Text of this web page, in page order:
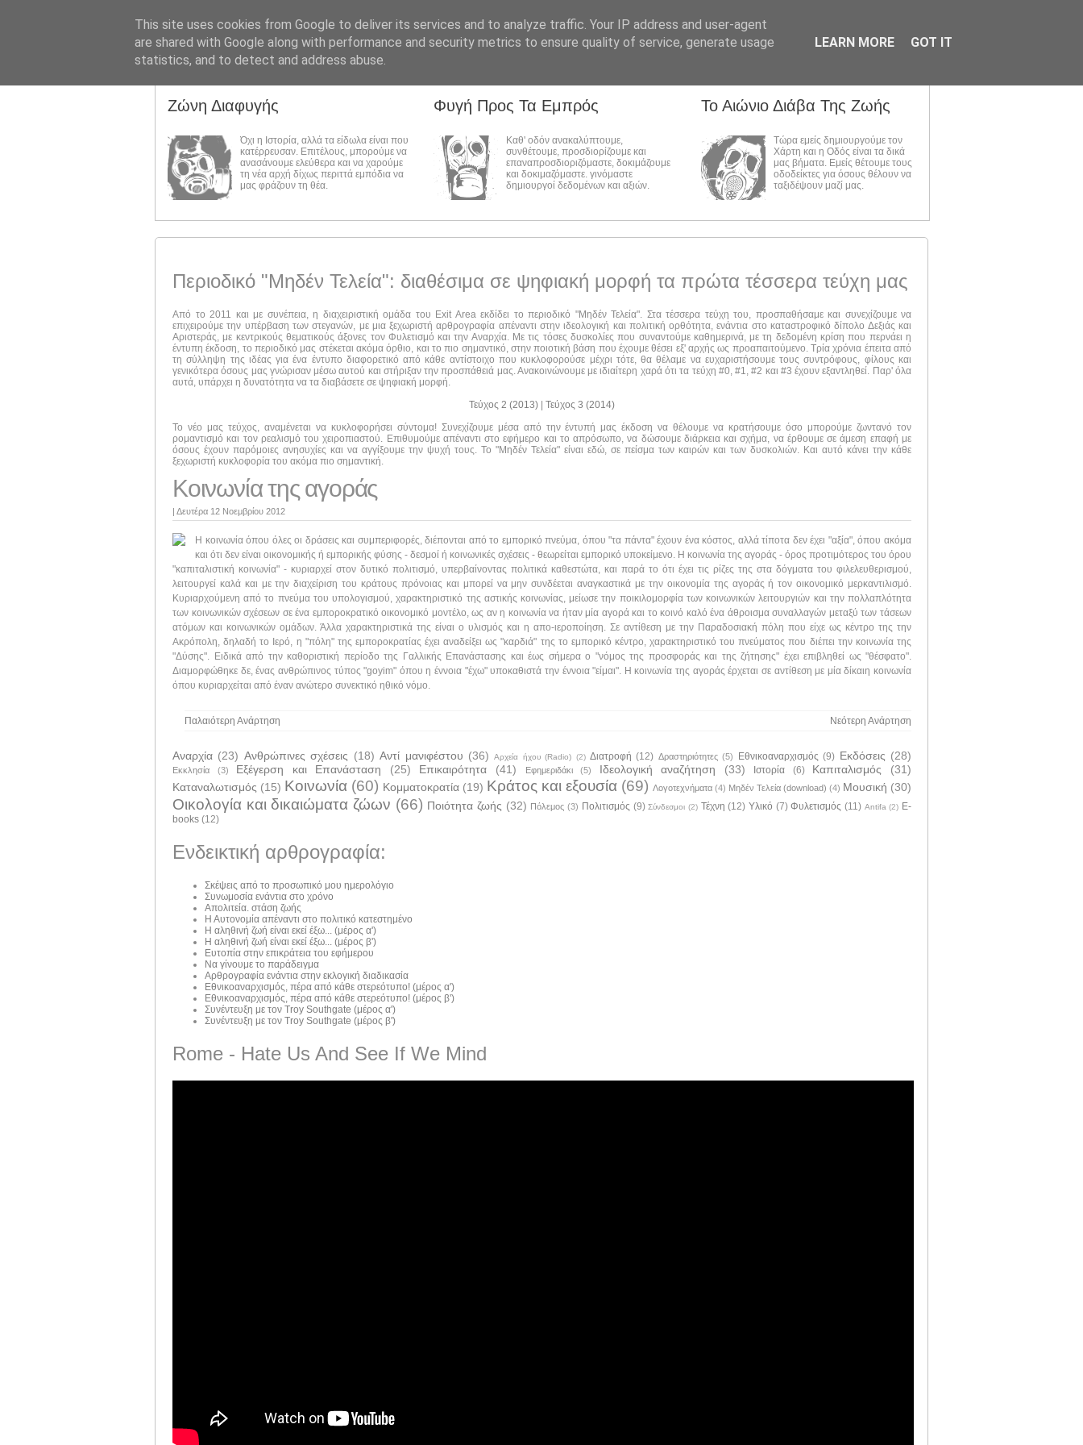
Ζώνη Διαφυγής
Όχι η Ιστορία, αλλά τα είδωλα είναι που
κατέρρευσαν. Επιτέλους, μπορούμε να
ανασάνουμε ελεύθερα και να χαρούμε
τη νέα αρχή δίχως περιττά εμπόδια να
μας φράζουν τη θέα.
Φυγή Προς Τα Εμπρός
Καθ' οδόν ανακαλύπτουμε,
συνθέτουμε, προσδιορίζουμε και
επαναπροσδιοριζόμαστε, δοκιμάζουμε
και δοκιμαζόμαστε. γινόμαστε
δημιουργοί δεδομένων και αξιών.
Το Αιώνιο Διάβα Της Ζωής
Τώρα εμείς δημιουργούμε τον
Χάρτη και η Οδός είναι τα δικά
μας βήματα. Εμείς θέτουμε τους
οδοδείκτες για όσους θέλουν να
ταξιδέψουν μαζί μας.
Περιοδικό "Μηδέν Τελεία": διαθέσιμα σε ψηφιακή μορφή τα πρώτα τέσσερα τεύχη μας
Από το 2011 και με συνέπεια, η διαχειριστική ομάδα του Exit Area εκδίδει το περιοδικό "Μηδέν Τελεία". Στα τέσσερα τεύχη του, προσπαθήσαμε και συνεχίζουμε να
επιχειρούμε την υπέρβαση των στεγανών, με μια ξεχωριστή αρθρογραφία απέναντι στην ιδεολογική και πολιτική ορθότητα, ενάντια στο καταστροφικό δίπολο Δεξιάς και
Αριστεράς, με κεντρικούς θεματικούς άξονες τον Φυλετισμό και την Αναρχία. Με τις τόσες δυσκολίες που συναντούμε καθημερινά, με τη δεδομένη κρίση που περνάει η
έντυπη έκδοση, το περιοδικό μας στέκεται ακόμα όρθιο, και το πιο σημαντικό, στην ποιοτική βάση που έχουμε θέσει εξ' αρχής ως προαπαιτούμενο. Τρία χρόνια έπειτα από
τη σύλληψη της ιδέας για ένα έντυπο διαφορετικό από κάθε αντίστοιχο που κυκλοφορούσε μέχρι τότε, θα θέλαμε να ευχαριστήσουμε τους συντρόφους, φίλους και
γενικότερα όσους μας γνώρισαν μέσω αυτού και στήριξαν την προσπάθειά μας. Ανακοινώνουμε με ιδιαίτερη χαρά ότι τα τεύχη #0, #1, #2 και #3 έχουν εξαντληθεί. Παρ' όλα
αυτά, υπάρχει η δυνατότητα να τα διαβάσετε σε ψηφιακή μορφή.
Τεύχος 2 (2013) | Τεύχος 3 (2014)
Το νέο μας τεύχος, αναμένεται να κυκλοφορήσει σύντομα! Συνεχίζουμε μέσα από την έντυπή μας έκδοση να θέλουμε να κρατήσουμε όσο μπορούμε ζωντανό τον
ρομαντισμό και τον ρεαλισμό του χειροπιαστού. Επιθυμούμε απέναντι στο εφήμερο και το απρόσωπο, να δώσουμε διάρκεια και σχήμα, να έρθουμε σε άμεση επαφή με
όσους έχουν παρόμοιες ανησυχίες και να αγγίξουμε την ψυχή τους. Το "Μηδέν Τελεία" είναι εδώ, σε πείσμα των καιρών και των δυσκολιών. Και αυτό κάνει την κάθε
ξεχωριστή κυκλοφορία του ακόμα πιο σημαντική.
Κοινωνία της αγοράς
| Δευτέρα 12 Νοεμβρίου 2012
Η κοινωνία όπου όλες οι δράσεις και συμπεριφορές, διέπονται από το εμπορικό πνεύμα, όπου "τα πάντα" έχουν ένα κόστος, αλλά τίποτα δεν έχει "αξία", όπου ακόμα
και ότι δεν είναι οικονομικής ή εμπορικής φύσης - δεσμοί ή κοινωνικές σχέσεις - θεωρείται εμπορικό υποκείμενο. Η κοινωνία της αγοράς - όρος προτιμότερος του όρου
"καπιταλιστική κοινωνία" - κυριαρχεί στον δυτικό πολιτισμό, υπερβαίνοντας πολιτικά καθεστώτα, και παρά το ότι έχει τις ρίζες της στα δόγματα του φιλελευθερισμού,
λειτουργεί καλά και με την διαχείριση του κράτους πρόνοιας και μπορεί να μην συνδέεται αναγκαστικά με την οικονομία της αγοράς ή τον οικονομικό μερκαντιλισμό.
Κυριαρχούμενη από το πνεύμα του υπολογισμού, χαρακτηριστικό της αστικής κοινωνίας, μείωσε την ποικιλομορφία των κοινωνικών λειτουργιών και την πολλαπλότητα
των κοινωνικών σχέσεων σε ένα εμποροκρατικό οικονομικό μοντέλο, ως αν η κοινωνία να ήταν μία αγορά και το κοινό καλό ένα άθροισμα συναλλαγών μεταξύ των τάσεων
ατόμων και κοινωνικών ομάδων. Άλλα χαρακτηριστικά της είναι ο υλισμός και η απο-ιεροποίηση. Σε αντίθεση με την Παραδοσιακή πόλη που είχε ως κέντρο της την
Ακρόπολη, δηλαδή το Ιερό, η "πόλη" της εμποροκρατίας έχει αναδείξει ως "καρδιά" της το εμπορικό κέντρο, χαρακτηριστικό του πνεύματος που διέπει την κοινωνία της
"Δύσης". Ειδικά από την καθοριστική περίοδο της Γαλλικής Επανάστασης και έως σήμερα ο "νόμος της προσφοράς και της ζήτησης" έχει επιβληθεί ως "θέσφατο".
Διαμορφώθηκε δε, ένας ανθρώπινος τύπος "goyim" όπου η έννοια "έχω" υποκαθιστά την έννοια "είμαι". Η κοινωνία της αγοράς έρχεται σε αντίθεση με μία δίκαιη κοινωνία
όπου κυριαρχείται από έναν ανώτερο συνεκτικό ηθικό νόμο.
Νεότερη Ανάρτηση
Παλαιότερη Ανάρτηση
Αναρχία (23) Ανθρώπινες σχέσεις (18) Αντί μανιφέστου (36) Αρχεία ήχου (Radio) (2) Διατροφή (12) Δραστηριότητες (5) Εθνικοαναρχισμός (9) Εκδόσεις (28)
Εκκλησία (3) Εξέγερση και Επανάσταση (25) Επικαιρότητα (41) Εφημεριδάκι (5) Ιδεολογική αναζήτηση (33) Ιστορία (6) Καπιταλισμός
(31)
Καταναλωτισμός (15) Κοινωνία (60) Κομματοκρατία (19) Κράτος και εξουσία (69) Λογοτεχνήματα (4) Μηδέν Τελεία (download) (4) Μουσική (30)
Οικολογία και δικαιώματα ζώων (66) Ποιότητα ζωής (32) Πόλεμος (3) Πολιτισμός (9) Σύνδεσμοι (2) Τέχνη (12) Υλικό (7) Φυλετισμός (11) Antifa (2) E-
books (12)
Ενδεικτική αρθρογραφία:
Σκέψεις από το προσωπικό μου ημερολόγιο
Συνωμοσία ενάντια στο χρόνο
Απολιτεία. στάση ζωής
Η Αυτονομία απέναντι στο πολιτικό κατεστημένο
Η αληθινή ζωή είναι εκεί έξω... (μέρος α')
Η αληθινή ζωή είναι εκεί έξω... (μέρος β')
Ευτοπία στην επικράτεια του εφήμερου
Να γίνουμε το παράδειγμα
Αρθρογραφία ενάντια στην εκλογική διαδικασία
Εθνικοαναρχισμός, πέρα από κάθε στερεότυπο! (μέρος α')
Εθνικοαναρχισμός, πέρα από κάθε στερεότυπο! (μέρος β')
Συνέντευξη με τον Troy Southgate (μέρος α')
Συνέντευξη με τον Troy Southgate (μέρος β')
Rome - Hate Us And See If We Mind
This site uses cookies from Google to deliver its services and to analyze traffic. Your IP address and user-agent
are shared with Google along with performance and security metrics to ensure quality of service, generate usage
statistics, and to detect and address abuse.
LEARN MORE GOT IT